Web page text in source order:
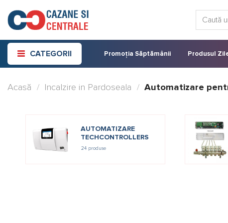
content
CATEGORII Promoția Săptămânii Produsul
Acasă / Incalzire in Pardoseala / Automatizare
AUTOMATIZARE
TECHCONTROLLERS
24 produse